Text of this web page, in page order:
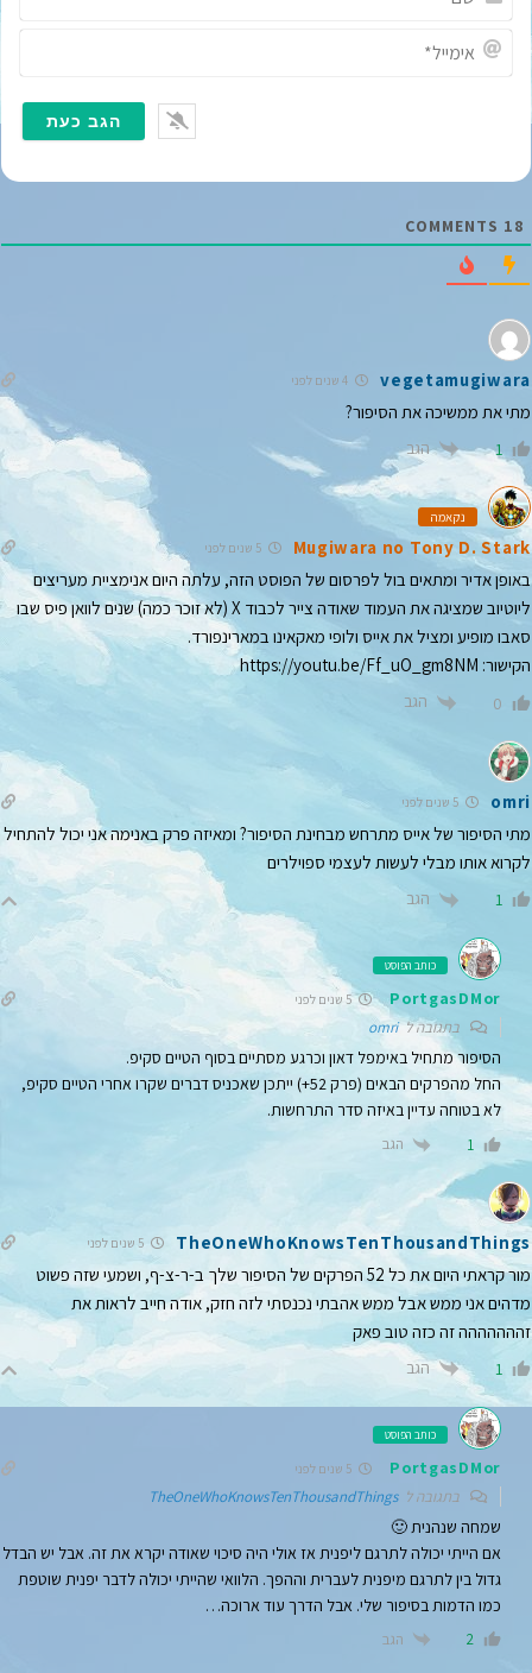
ם
י
ל
18
vegetamugiwara
מתי את ממשיכה את הסיפור?
1 הגב
נקאמה
Mugiwara no Tony D. Stark 5 שנים לפני
באופן אדיר ומתאים בול לפרסום של הפוסט הזה, עלתה היום אנימציית מעריצים
ליוטיוב שמציגה את העמוד שאודה צייר לכבוד X (לא זוכר כמה) שנים לוואן פיס שבו
סאבו מופיע ומציל את אייס ולופי מאקאינו במארינפורד.
הקישור: https://youtu.be/Ff_uO_gm8NM
0 הגב
omri
מתי הסיפור של אייס מתרחש מבחינת הסיפור? ומאיזה פרק באנימה אני יכול להתחיל
לקרוא אותו מבלי לעשות לעצמי ספוילרים
1 הגב
כותב הפוסט
PortgasDMor 5 שנים לפני
בתגובה לomri
הסיפור מתחיל באימפל דאון וכרגע מסתיים בסוף הטיים סקיפ.
החל מהפרקים הבאים (פרק 52+) ייתכן שאכניס דברים שקרו אחרי הטיים סקיפ,
לא בטוחה עדיין באיזה סדר התרחשות.
1 הגב
TheOneWhoKnowsTenThousandThings
מור קראתי היום את כל 52 הפרקים של הסיפור שלך ב-ר-צ-ף, ושמעי שזה פשוט
מדהים אני ממש אבל ממש אהבתי נכנסתי לזה חזק, אודה חייב לראות את
זההההההה זה כזה טוב פאק
1 הגב
כותב הפוסט
PortgasDMor
בתגובה לTheOneWhoKnowsTenThousandThings
שמחה שנהנית 🙂
אם הייתי יכולה לתרגם ליפנית אז אולי היה סיכוי שאודה יקרא את זה. אבל יש הבדל
גדול בין לתרגם מיפנית לעברית וההפך. הלוואי שהייתי יכולה לדבר יפנית שוטפת
כמו הדמות בסיפור שלי. אבל הדרך עוד ארוכה…
2 הגב